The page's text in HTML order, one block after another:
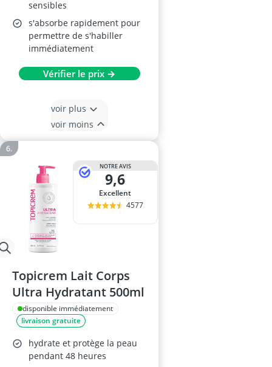
sensibles
s'absorbe rapidement pour
permettre de s'habiller
immédiatement
Vérifier le prix →
voir plus
voir moins
NOTRE AVIS
9,6
Excellent
4577
Topicrem Lait Corps
Ultra Hydratant 500ml
disponible immédiatement
livraison gratuite
hydrate et protège la peau
pendant 48 heures